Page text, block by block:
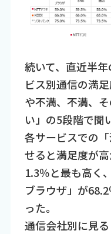
続いて、直近半
ビス別通信の満
や不満、不満、
い」の5段階で聞
各サービスでの
せると満足度が
1.3％と最も高く
ブラウザ」が
った。
通信会社別に見